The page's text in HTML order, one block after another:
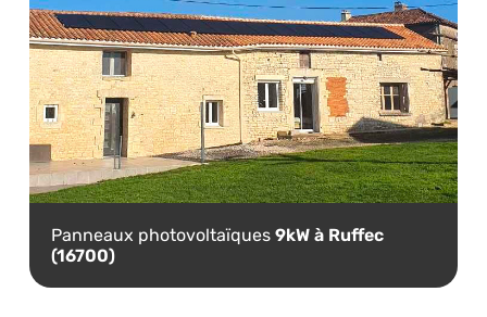
Panneaux photovoltaïques 9kW à Ruffec
(16700)